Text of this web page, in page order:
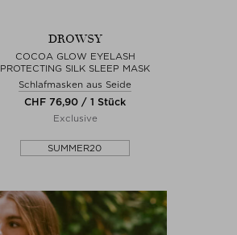
DROWSY
COCOA GLOW EYELASH
PROTECTING SILK SLEEP MASK
Schlafmasken aus Seide
CHF 76,90 / 1 Stück
Exclusive
SUMMER20